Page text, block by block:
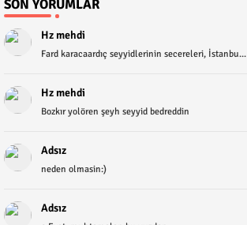
SON YORUMLAR
Hz mehdi
Fard karacaardıç seyyidlerinin secereleri, İstanbu...
Hz mehdi
Bozkır yolören şeyh seyyid bedreddin
Adsız
neden olmasin:)
Adsız